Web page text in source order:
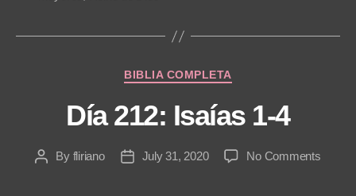
Categories
BIBLIA COMPLETA
Día 212: Isaías 1-4
PostBy fliriano
PostJuly 31, 2020 No Commentson